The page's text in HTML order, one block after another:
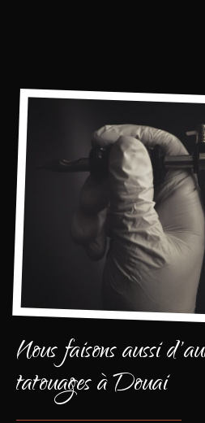
Nous faisons aussi
tatouages à Douai